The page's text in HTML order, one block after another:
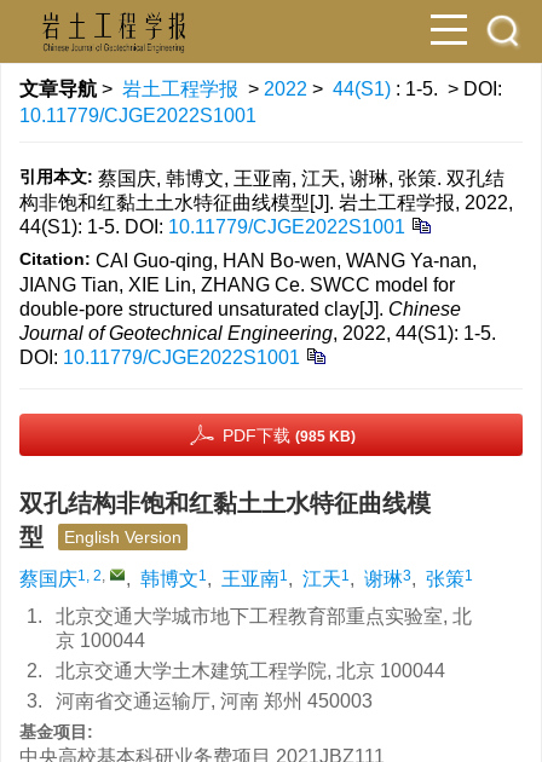
文章导航 > 岩土工程学报 > 2022 > 44(S1) : 1-5. > DOI:
10.11779/CJGE2022S1001
引用本文: 蔡国庆, 韩博文, 王亚南, 江天, 谢琳, 张策. 双孔结
构非饱和红黏土土水特征曲线模型[J]. 岩土工程学报, 2022,
44(S1): 1-5. DOI: 10.11779/CJGE2022S1001
Citation: CAI Guo-qing, HAN Bo-wen, WANG Ya-nan,
JIANG Tian, XIE Lin, ZHANG Ce. SWCC model for
double-pore structured unsaturated clay[J]. Chinese
Journal of Geotechnical Engineering, 2022, 44(S1): 1-5.
DOI: 10.11779/CJGE2022S1001
PDF下载 (985 KB)
双孔结构非饱和红黏土土水特征曲线模
型
English Version
蔡国庆1, 2, , 韩博文1, 王亚南1, 江天1, 谢琳3, 张策1
1.
北京交通大学城市地下工程教育部重点实验室, 北
京 100044
2.
北京交通大学土木建筑工程学院, 北京 100044
3.
河南省交通运输厅, 河南 郑州 450003
基金项目:
中央高校基本科研业务费项目 2021JBZ111